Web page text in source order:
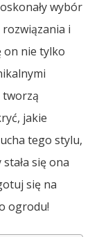
wybór
i
on nie tylko
jakie
tego stylu,
się ona
się na
ogrodu!